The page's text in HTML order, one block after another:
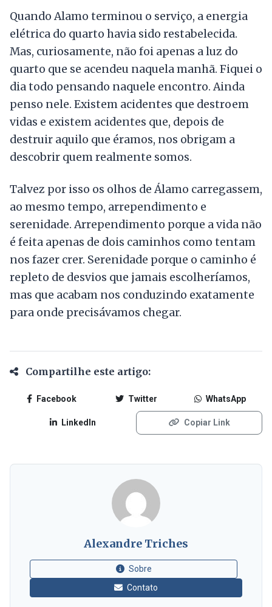
Quando Alamo terminou o serviço, a energia
elétrica do quarto havia sido restabelecida.
Mas, curiosamente, não foi apenas a luz do
quarto que se acendeu naquela manhã. Fiquei o
dia todo pensando naquele encontro. Ainda
penso nele. Existem acidentes que destroem
vidas e existem acidentes que, depois de
destruir aquilo que éramos, nos obrigam a
descobrir quem realmente somos.
Talvez por isso os olhos de Álamo carregassem,
ao mesmo tempo, arrependimento e
serenidade. Arrependimento porque a vida não
é feita apenas de dois caminhos como tentam
nos fazer crer. Serenidade porque o caminho é
repleto de desvios que jamais escolheríamos,
mas que acabam nos conduzindo exatamente
para onde precisávamos chegar.
Compartilhe este artigo:
Facebook Twitter WhatsApp
LinkedIn Copiar Link
Alexandre Triches
Sobre
Contato